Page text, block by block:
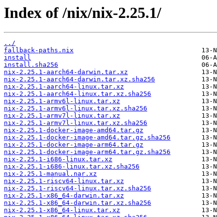
Index of /nix/nix-2.25.1/
../
fallback-paths.nix
install
install.sha256
nix-2.25.1-aarch64-darwin.tar.xz
nix-2.25.1-aarch64-darwin.tar.xz.sha256
nix-2.25.1-aarch64-linux.tar.xz
nix-2.25.1-aarch64-linux.tar.xz.sha256
nix-2.25.1-armv6l-linux.tar.xz
nix-2.25.1-armv6l-linux.tar.xz.sha256
nix-2.25.1-armv7l-linux.tar.xz
nix-2.25.1-armv7l-linux.tar.xz.sha256
nix-2.25.1-docker-image-amd64.tar.gz
nix-2.25.1-docker-image-amd64.tar.gz.sha256
nix-2.25.1-docker-image-arm64.tar.gz
nix-2.25.1-docker-image-arm64.tar.gz.sha256
nix-2.25.1-i686-linux.tar.xz
nix-2.25.1-i686-linux.tar.xz.sha256
nix-2.25.1-manual.nar.xz
nix-2.25.1-riscv64-linux.tar.xz
nix-2.25.1-riscv64-linux.tar.xz.sha256
nix-2.25.1-x86_64-darwin.tar.xz
nix-2.25.1-x86_64-darwin.tar.xz.sha256
nix-2.25.1-x86_64-linux.tar.xz